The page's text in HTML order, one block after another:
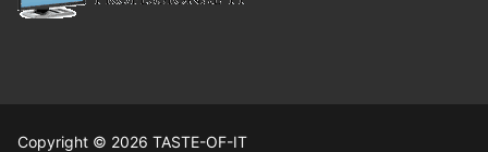
Copyright © 2026 TASTE-OF-IT